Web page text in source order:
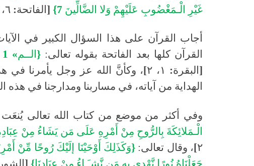
غَيْرِ
الْـمَغْضُوبِ عَلَيْهِمْ وَلا الضَّالِّينَ 7}
[ الفاتحة: ٦،
أجاب القرآن على هذا السؤال الكبير في
القرآن كلها بعد الفاتحة بقوله تعالى:
{ الــم» 1
[البقرة: ١، ٢]، وكأنَّ الله عز وجل يأمرنا في
الهداية من آياته، في مساربنا ومدارجنا في هذه
وفي أكثر من موضع من كتاب الله تعالى يُنعَت
الْـمَلائِكَةَ بِالرُّوحِ مِنْ أَمْرِهِ عَلَى مَن يَشَاءُ مِنْ
٢]، وقال تعالى:
{وَكَذَلِكَ أَوْحَيْنَا إلَيْكَ رُوحًا مِّنْ
جَعَلْنَاهُ نُورًا نَّهْدِي بِهِ مَن نَّشـَـاءُ مِنْ عِبَادِنَا}
[